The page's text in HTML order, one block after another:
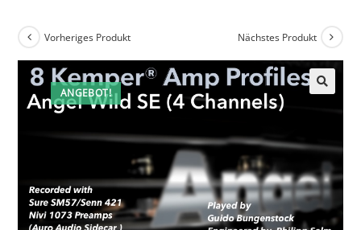
ANGEBOT!
Vorheriges Produkt Nächstes Produkt